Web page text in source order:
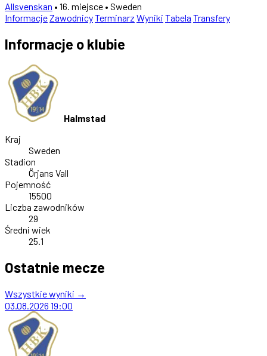
Allsvenskan • 16. miejsce • Sweden
InformacjeZawodnicyTerminarz Wyniki Tabela Transfery
Informacje o klubie
Halmstad
Kraj
Sweden
Stadion
Örjans Vall
Pojemność
15500
Liczba zawodników
29
Średni wiek
25.1
Ostatnie mecze
Wszystkie wyniki →
03.08.2026 19:00